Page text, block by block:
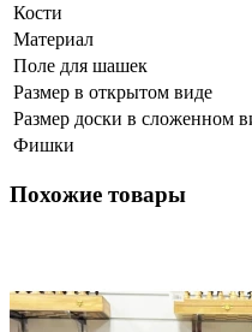
Кости
Материал
Поле для шашек
Размер в открытом виде
Размер доски в сложенном
Фишки
Похожие товары